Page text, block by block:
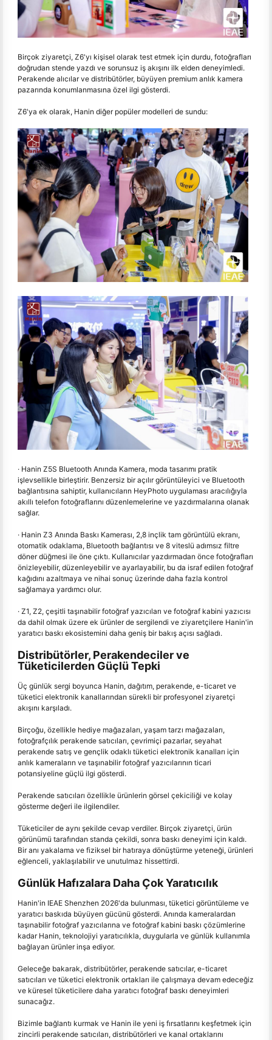
Birçok ziyaretçi, Z6'yı kişisel olarak test etmek için durdu, fotoğrafları
doğrudan stende yazdı ve sorunsuz iş akışını ilk elden deneyimledi.
Perakende alıcılar ve distribütörler, büyüyen premium anlık kamera
pazarında konumlanmasına özel ilgi gösterdi.
Z6'ya ek olarak, Hanin diğer popüler modelleri de sundu:
· Hanin Z5S Bluetooth Anında Kamera, moda tasarımı pratik
işlevsellikle birleştirir. Benzersiz bir açılır görüntüleyici ve Bluetooth
bağlantısına sahiptir, kullanıcıların HeyPhoto uygulaması aracılığıyla
akıllı telefon fotoğraflarını düzenlemelerine ve yazdırmalarına olanak
sağlar.
· Hanin Z3 Anında Baskı Kamerası, 2,8 inçlik tam görüntülü ekranı,
otomatik odaklama, Bluetooth bağlantısı ve 8 viteslü adımsız filtre
döner düğmesi ile öne çıktı. Kullanıcılar yazdırmadan önce fotoğrafları
önizleyebilir, düzenleyebilir ve ayarlayabilir, bu da israf edilen fotoğraf
kağıdını azaltmaya ve nihai sonuç üzerinde daha fazla kontrol
sağlamaya yardımcı olur.
· Z1, Z2, çeşitli taşınabilir fotoğraf yazıcıları ve fotoğraf kabini yazıcısı
da dahil olmak üzere ek ürünler de sergilendi ve ziyaretçilere Hanin'in
yaratıcı baskı ekosistemini daha geniş bir bakış açısı sağladı.
Distribütörler, Perakendeciler ve
Tüketicilerden Güçlü Tepki
Üç günlük sergi boyunca Hanin, dağıtım, perakende, e-ticaret ve
tüketici elektronik kanallarından sürekli bir profesyonel ziyaretçi
akışını karşıladı.
Birçoğu, özellikle hediye mağazaları, yaşam tarzı mağazaları,
fotoğrafçılık perakende satıcıları, çevrimiçi pazarlar, seyahat
perakende satış ve gençlik odaklı tüketici elektronik kanalları için
anlık kameraların ve taşınabilir fotoğraf yazıcılarının ticari
potansiyeline güçlü ilgi gösterdi.
Perakende satıcıları özellikle ürünlerin görsel çekiciliği ve kolay
gösterme değeri ile ilgilendiler.
Tüketiciler de aynı şekilde cevap verdiler. Birçok ziyaretçi, ürün
görünümü tarafından standa çekildi, sonra baskı deneyimi için kaldı.
Bir anı yakalama ve fiziksel bir hatıraya dönüştürme yeteneği, ürünleri
eğlenceli, yaklaşılabilir ve unutulmaz hissettirdi.
Günlük Hafızalara Daha Çok Yaratıcılık
Hanin'in IEAE Shenzhen 2026'da bulunması, tüketici görüntüleme ve
yaratıcı baskıda büyüyen gücünü gösterdi. Anında kameralardan
taşınabilir fotoğraf yazıcılarına ve fotoğraf kabini baskı çözümlerine
kadar Hanin, teknolojiyi yaratıcılıkla, duygularla ve günlük kullanımla
bağlayan ürünler inşa ediyor.
Geleceğe bakarak, distribütörler, perakende satıcılar, e-ticaret
satıcıları ve tüketici elektronik ortakları ile çalışmaya devam edeceğiz
ve küresel tüketicilere daha yaratıcı fotoğraf baskı deneyimleri
sunacağız.
Bizimle bağlantı kurmak ve Hanin ile yeni iş fırsatlarını keşfetmek için
zincirli perakende satıcıları, distribütörleri ve kanal ortaklarını